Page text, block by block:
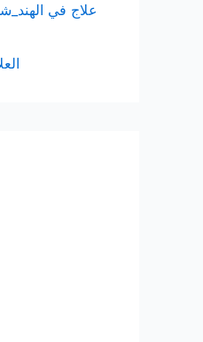
علاج في